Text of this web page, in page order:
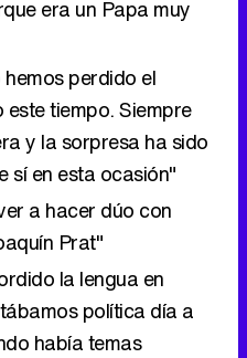
era un Papa muy
perdido el
tiempo. Siempre
y la sorpresa ha sido
sí en esta ocasión"
a hacer dúo con
Prat"
la lengua en
política día a
había temas